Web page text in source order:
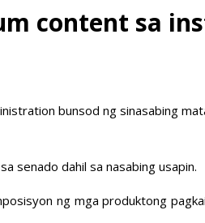
content sa
bunsod ng sinasabing
senado dahil sa nasabing usapin.
ng mga produktong